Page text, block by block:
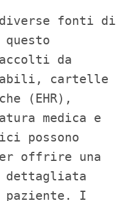
fonti di
da
cartelle
(EHR),
medica e
possono
offrire una
dettagliata
I